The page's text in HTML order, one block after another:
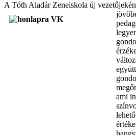
A Tóth Aladár Zeneiskola új
ami